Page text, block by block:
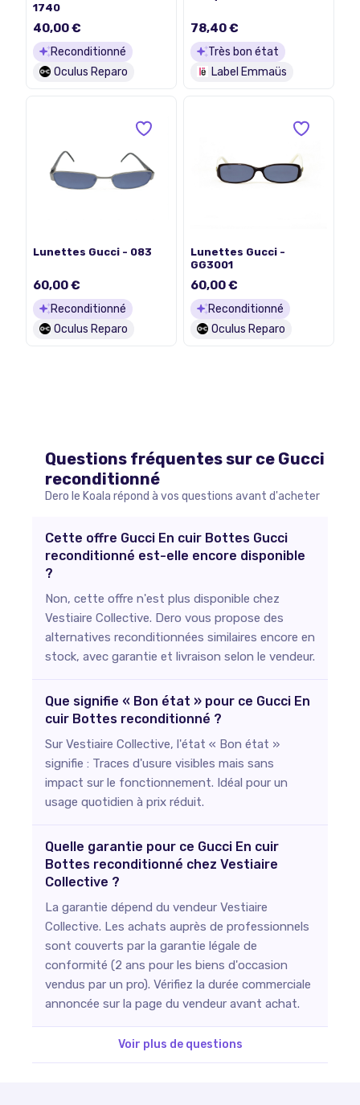
1740
40,00 €
Reconditionné
Oculus Reparo
78,40 €
Très bon état
Label Emmaüs
Lunettes Gucci - 083
60,00 €
Reconditionné
Oculus Reparo
Lunettes Gucci -
GG3001
60,00 €
Reconditionné
Oculus Reparo
Questions fréquentes sur ce Gucci
reconditionné
Dero le Koala répond à vos questions avant d'acheter
Cette offre Gucci En cuir Bottes Gucci
reconditionné est-elle encore disponible
?
Non, cette offre n'est plus disponible chez
Vestiaire Collective. Dero vous propose des
alternatives reconditionnées similaires encore en
stock, avec garantie et livraison selon le vendeur.
Que signifie « Bon état » pour ce Gucci En
cuir Bottes reconditionné ?
Sur Vestiaire Collective, l'état « Bon état »
signifie : Traces d'usure visibles mais sans
impact sur le fonctionnement. Idéal pour un
usage quotidien à prix réduit.
Quelle garantie pour ce Gucci En cuir
Bottes reconditionné chez Vestiaire
Collective ?
La garantie dépend du vendeur Vestiaire
Collective. Les achats auprès de professionnels
sont couverts par la garantie légale de
conformité (2 ans pour les biens d'occasion
vendus par un pro). Vérifiez la durée commerciale
annoncée sur la page du vendeur avant achat.
Voir plus de questions